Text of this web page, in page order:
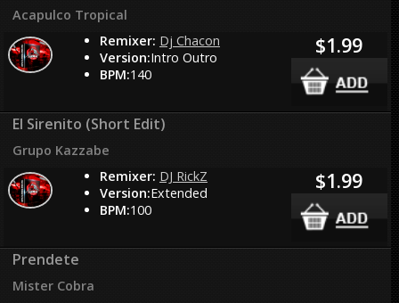
Acapulco Tropical
Remixer: Dj Chacon
Version:Intro Outro
BPM:140
$1.99
El Sirenito (Short Edit)
Grupo Kazzabe
Remixer: DJ RickZ
Version:Extended
BPM:100
$1.99
Prendete
Mister Cobra